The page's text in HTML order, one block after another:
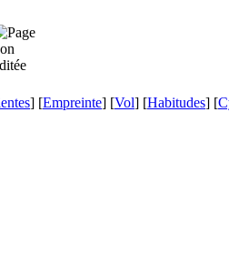
] [Empreinte] [Vol] [Habitudes] [